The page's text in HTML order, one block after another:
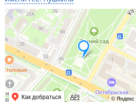
© Яндекс
Как добраться API